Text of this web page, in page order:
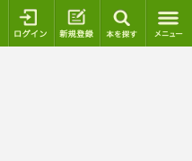
ログイン 新規登録